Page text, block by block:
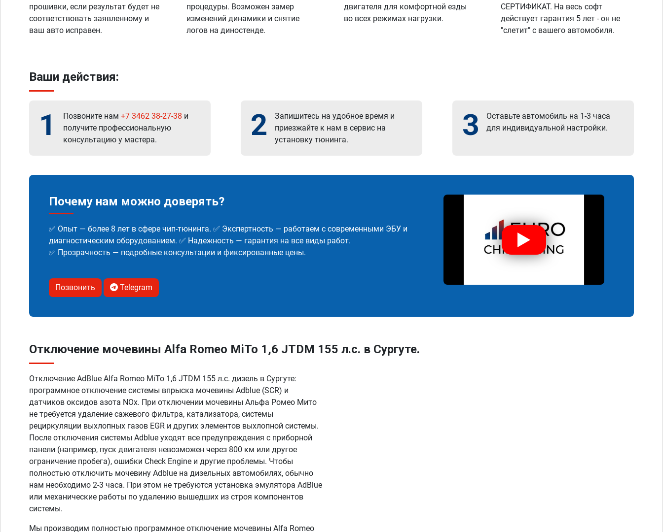
прошивки, если результат будет не
соответствовать заявленному и
ваш авто исправен.
процедуры. Возможен замер
изменений динамики и снятие
логов на диностенде.
двигателя для комфортной езды
во всех режимах нагрузки.
СЕРТИФИКАТ. На весь софт
действует гарантия 5 лет - он не
"слетит" с вашего автомобиля.
Ваши действия:
1 Позвоните нам +7 3462 38-27-38 и
получите профессиональную
консультацию у мастера.
2
Запишитесь на удобное время и
приезжайте к нам в сервис на
установку тюнинга.
3
Оставьте автомобиль на 1-3 часа
для индивидуальной настройки.
Почему нам можно доверять?
✅ Опыт — более 8 лет в сфере чип-тюнинга. ✅ Экспертность — работаем с современными ЭБУ и
диагностическим оборудованием. ✅ Надежность — гарантия на все виды работ.
✅ Прозрачность — подробные консультации и фиксированные цены.
Позвонить Telegram
Отключение мочевины Alfa Romeo MiTo 1,6 JTDM 155 л.с. в Сургуте.
Отключение AdBlue Alfa Romeo MiTo 1,6 JTDM 155 л.с. дизель в Сургуте:
программное отключение системы впрыска мочевины Adblue (SCR) и
датчиков оксидов азота NOx. При отключении мочевины Альфа Ромео Мито
не требуется удаление сажевого фильтра, катализатора, системы
рециркуляции выхлопных газов EGR и других элементов выхлопной системы.
После отключения системы Adblue уходят все предупреждения с приборной
панели (например, пуск двигателя невозможен через 800 км или другое
ограничение пробега), ошибки Check Engine и другие проблемы. Чтобы
полностью отключить мочевину Adblue на дизельных автомобилях, обычно
нам необходимо 2-3 часа. При этом не требуются установка эмулятора AdBlue
или механические работы по удалению вышедших из строя компонентов
системы.
Мы производим полностью программное отключение мочевины Alfa Romeo